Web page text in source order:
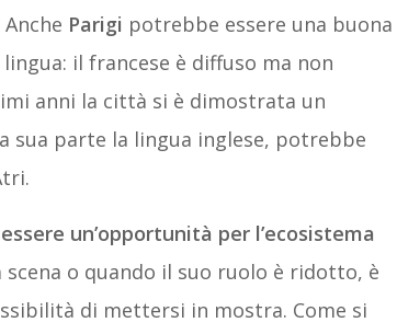
Parigi potrebbe essere una buona
il francese è diffuso ma non
anni la città si è dimostrata un
parte la lingua inglese, potrebbe
un’opportunità per l’ecosistema
o quando il suo ruolo è ridotto, è
di mettersi in mostra. Come si